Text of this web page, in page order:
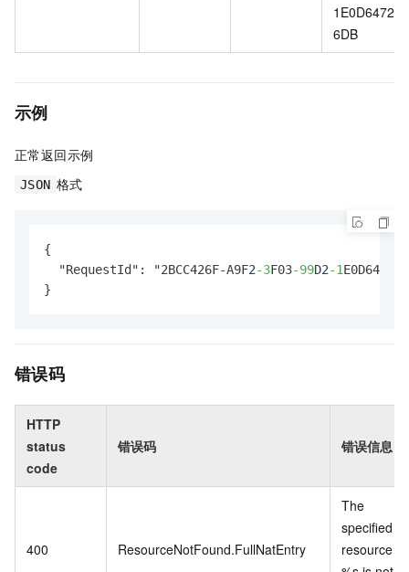
1E0D64723
6DB
示例
正常返回示例
JSON 格式
{
  "RequestId": "2BCC426F-A9F2
-3F03-99D2-1
}
错误码
HTTP
status
code
错误码 错误信息
400 ResourceNotFound.FullNatEntry
The
specified
resource of